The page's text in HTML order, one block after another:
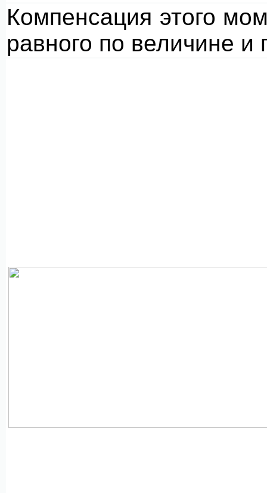
Компенсация этого
равного по величине и